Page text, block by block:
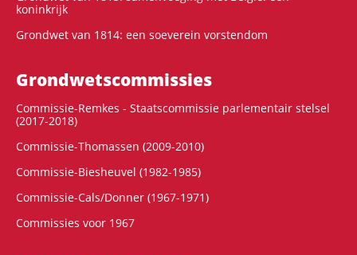
koninkrijk
Grondwet van 1814: een soeverein vorstendom
Grondwets­commissies
Commissie-Remkes - Staatscommissie parlementair stelsel
(2017-2018)
Commissie-Thomassen (2009-2010)
Commissie-Biesheuvel (1982-1985)
Commissie-Cals/Donner (1967-1971)
Commissies voor 1967